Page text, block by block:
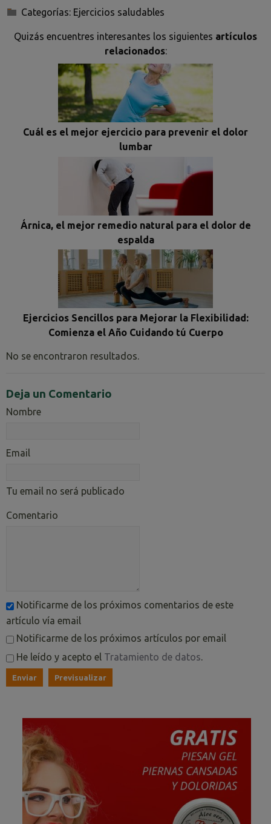
Categorías: Ejercicios saludables
Quizás encuentres interesantes los siguientes artículos
relacionados:
Cuál es el mejor ejercicio para prevenir el dolor
lumbar
Árnica, el mejor remedio natural para el dolor de
espalda
Ejercicios Sencillos para Mejorar la Flexibilidad:
Comienza el Año Cuidando tú Cuerpo
No se encontraron resultados.
Deja un Comentario
Nombre
Email
Tu email no será publicado
Comentario
Notificarme de los próximos comentarios de este
artículo vía email
Notificarme de los próximos artículos por email
He leído y acepto el Tratamiento de datos.